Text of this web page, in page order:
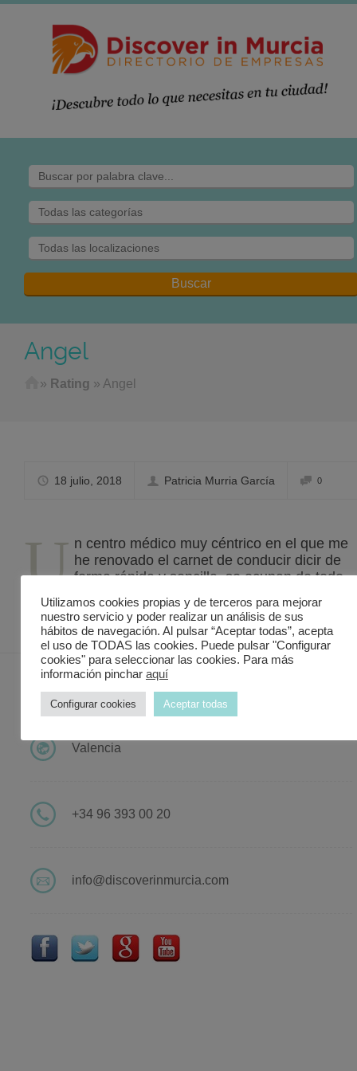
Angel
Home
» Rating » Angel
18 julio, 2018 Patricia Murria García 0
U n centro médico muy céntrico en el que me
he renovado el carnet de conducir dicir de
forma rápida y sencilla, se ocupan de todo.
Contacto Discover in Murcia
Valencia
+34 96 393 00 20
info@discoverinmurcia.com
Utilizamos cookies propias y de terceros para mejorar
nuestro servicio y poder realizar un análisis de sus
hábitos de navegación. Al pulsar “Aceptar todas”, acepta
el uso de TODAS las cookies. Puede pulsar "Configurar
cookies" para seleccionar las cookies. Para más
información pinchar aquí
Configurar cookies Aceptar todas